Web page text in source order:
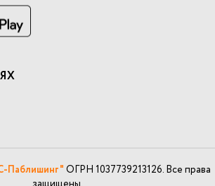
Паблишинг" ОГРН 1037739213126. Все права